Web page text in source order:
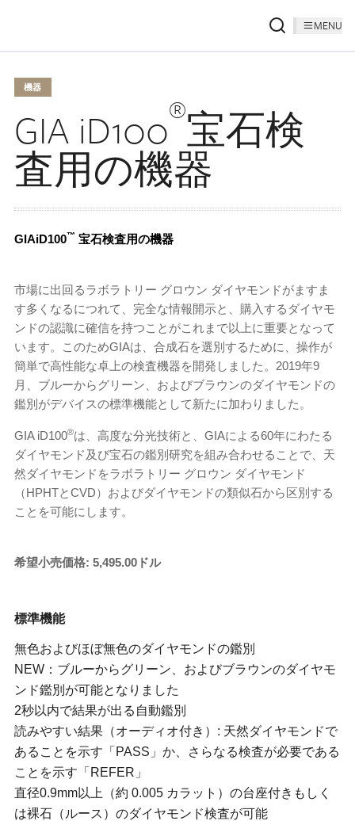
MENU
機器
GIA iD100®宝石検
査用の機器
GIAiD100™ 宝石検査用の機器
市場に出回るラボラトリー グロウン ダイヤモンドがますま
す多くなるにつれて、完全な情報開示と、購入するダイヤモ
ンドの認識に確信を持つことがこれまで以上に重要となって
います。このためGIAは、合成石を選別するために、操作が
簡単で高性能な卓上の検査機器を開発しました。2019年9
月、ブルーからグリーン、およびブラウンのダイヤモンドの
鑑別がデバイスの標準機能として新たに加わりました。
GIA iD100®は、高度な分光技術と、GIAによる60年にわたる
ダイヤモンド及び宝石の鑑別研究を組み合わせることで、天
然ダイヤモンドをラボラトリー グロウン ダイヤモンド
（HPHTとCVD）およびダイヤモンドの類似石から区別する
ことを可能にします。
希望小売価格: 5,495.00ドル
標準機能
無色およびほぼ無色のダイヤモンドの鑑別
NEW：ブルーからグリーン、およびブラウンのダイヤモ
ンド鑑別が可能となりました
2秒以内で結果が出る自動鑑別
読みやすい結果（オーディオ付き）: 天然ダイヤモンドで
あることを示す「PASS」か、さらなる検査が必要である
ことを示す「REFER」
直径0.9mm以上（約 0.005 カラット）の台座付きもしく
は裸石（ルース）のダイヤモンド検査が可能